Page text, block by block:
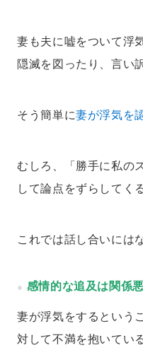
妻も夫に嘘をついて浮
隠滅を図ったり、言い
そう簡単に妻が浮気を
むしろ、「勝手に私の
して論点をずらしてく
これでは話し合いには
感情的な追及は関係
妻が浮気をするという
対して不満を抱いてい